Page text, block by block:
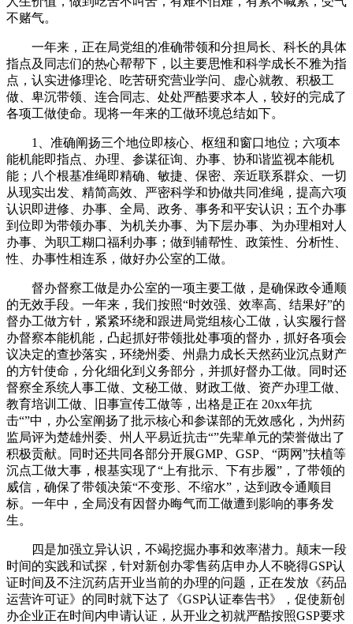
不赌气。
一年来，正在局党组的准确带领和分担局长、科长的具体
指点及同志们的热心帮帮下，以主要思惟和科学成长不雅为指
点，认实进修理论、吃苦研究营业学问、虚心就教、积极工
做、卑沉带领、连合同志、处处严酷要求本人，较好的完成了
各项工做使命。现将一年来的工做环境总结如下。
1、准确阐扬三个地位即核心、枢纽和窗口地位；六项本
能机能即指点、办理、参谋征询、办事、协和谐监视本能机
能；八个根基准绳即精确、敏捷、保密、亲近联系群众、一切
从现实出发、精简高效、严密科学和协做共同准绳，提高六项
认识即进修、办事、全局、政务、事务和平安认识；五个办事
到位即为带领办事、为机关办事、为下层办事、为办理相对人
办事、为职工糊口福利办事；做到辅帮性、政策性、分析性、
性、办事性相连系，做好办公室的工做。
督办督察工做是办公室的一项主要工做，是确保政令通顺
的无效手段。一年来，我们按照“时效强、效率高、结果好”的
督办工做方针，紧紧环绕和跟进局党组核心工做，认实履行督
办督察本能机能，凸起抓好带领批处事项的督办，抓好各项会
议决定的查抄落实，环绕州委、州鼎力成长天然药业沉点财产
的方针使命，分化细化到义务部分，并抓好督办工做。同时还
督察全系统人事工做、文秘工做、财政工做、资产办理工做、
教育培训工做、旧事宣传工做等，出格是正在 20xx年抗
击“”中，办公室阐扬了批示核心和参谋部的无效感化，为州药
监局评为楚雄州委、州人平易近抗击“”先辈单元的荣誉做出了
积极贡献。同时还共同各部分开展GMP、GSP、“两网”扶植等
沉点工做大事，根基实现了“上有批示、下有步履”，了带领的
威信，确保了带领决策“不变形、不缩水”，达到政令通顺目
标。一年中，全局没有因督办晦气而工做遭到影响的事务发
生。
四是加强立异认识，不竭挖掘办事和效率潜力。颠末一段
时间的实践和试探，针对新创办零售药店申办人不晓得GSP认
证时间及不注沉药店开业当前的办理的问题，正在发放《药品
运营许可证》的同时就下达了《GSP认证奉告书》，促使新创
办企业正在时间内申请认证，从开业之初就严酷按照GSP要求